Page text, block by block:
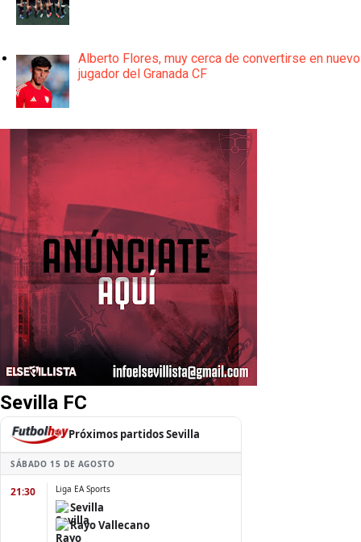
Alberto Flores, muy cerca de convertirse en nuevo
jugador del Granada CF
Sevilla FC